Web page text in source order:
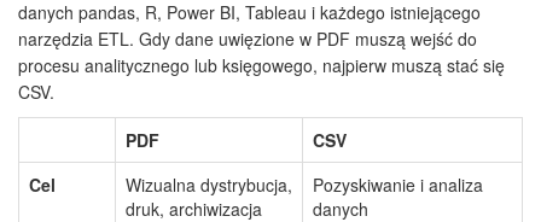
danych pandas, R, Power BI, Tableau i każdego istniejącego
narzędzia ETL. Gdy dane uwięzione w PDF muszą wejść do
procesu analitycznego lub księgowego, najpierw muszą stać się
CSV.
PDF
CSV
Cel
Wizualna dystrybucja,
druk, archiwizacja
Pozyskiwanie i analiza
danych